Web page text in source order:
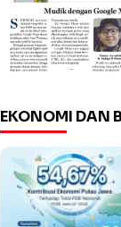
EKONOMI DAN